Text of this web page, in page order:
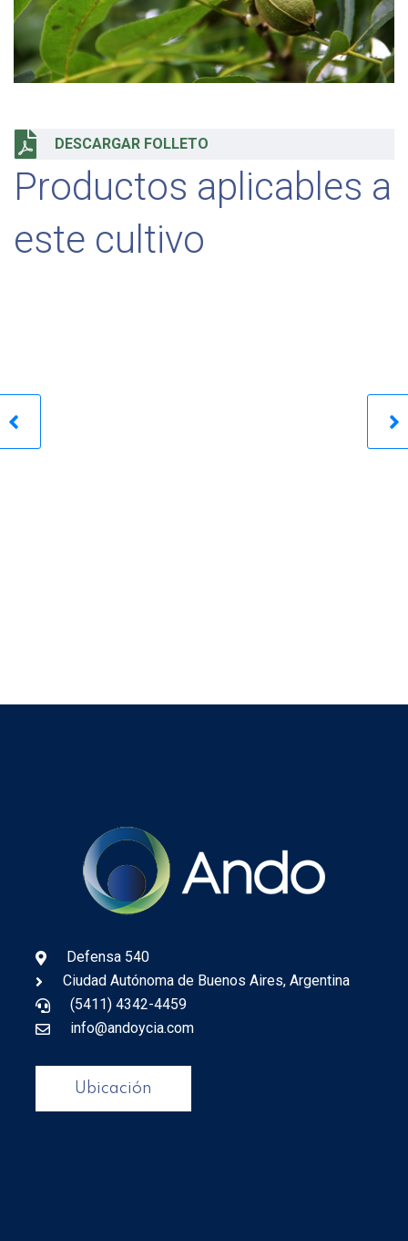
DESCARGAR FOLLETO
Productos aplicables a
este cultivo
Defensa 540
Ciudad Autónoma de Buenos Aires, Argentina
(5411) 4342-4459
info@andoycia.com
Ubicación